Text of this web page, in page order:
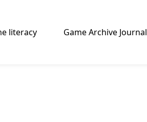
literacy Game Archive Journal